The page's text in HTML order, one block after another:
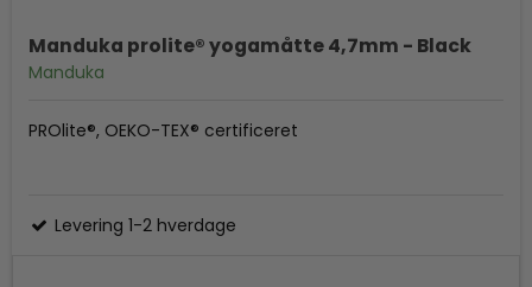
Manduka prolite® yogamåtte 4,7mm - Black
Manduka
PROlite®, OEKO-TEX® certificeret
Levering 1-2 hverdage